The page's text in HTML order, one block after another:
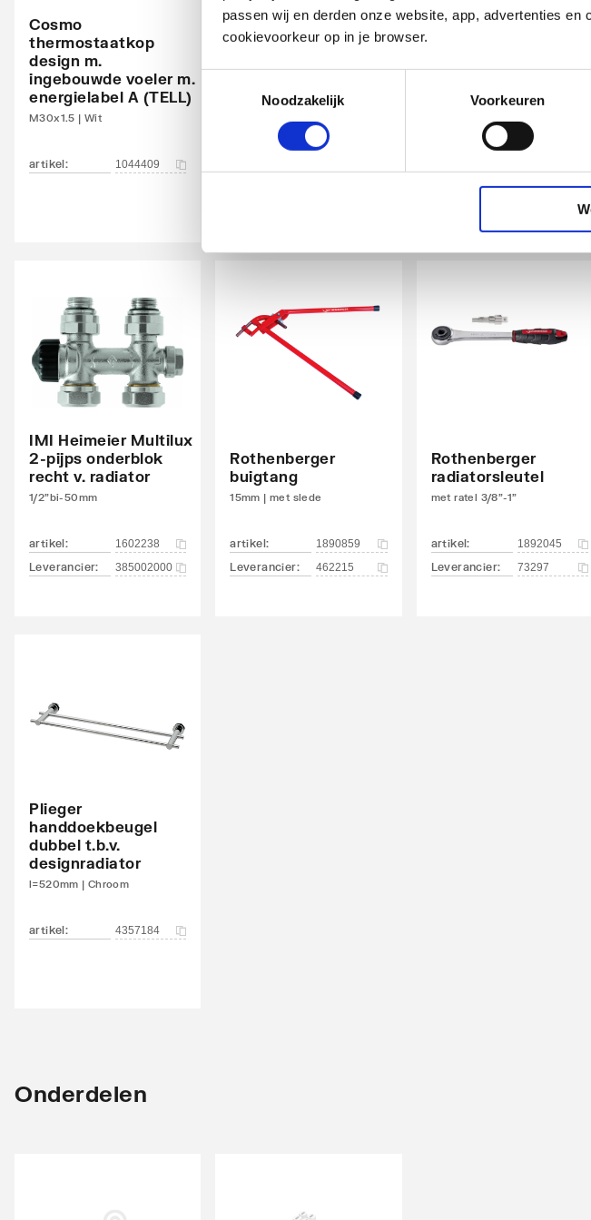
passen wij en derden onze website, app, advertenties
cookievoorkeur op in je browser.
Noodzakelijk
Voorkeuren
Oppervlaktebescherming Gelakt
Met handdoekhouder Nee
Met spiegel
Aantal standaard aansluitingen 4
Aansluitcombi MO
middenonder/middenonder
Draadmaat (inch) 1/2"
Draadaansluiting
Geschikt voor vochtige ruimte
Met ontluchter Nee
Met consoles
Met elektrisch element
Met bevestigingsmateriaal
Geschikt voor toepassing in warm tapwater
circuit
Cosmo
thermostaatkop
design m.
ingebouwde voeler m.
energielabel A (TELL)
M30x1.5 | Wit
artikel: 1044409
Cosmo
thermostaatkop
energielabel A (TELL)
gastec tape
12mmx12mx0.1mm
artikel: 1820044
Leverancier
IMI Heimeier Multilux
2-pijps onderblok
recht v. radiator
1/2"bi-50mm
artikel: 1602238
Leverancier: 385002000
Rothenberger
buigtang
15mm | met slede
artikel: 1890859
Leverancier: 462215
Rothenberger
radiatorsleutel
met ratel 3/8"-1"
artikel: 1892045
Leverancier: 73297
Plieger
handdoekbeugel
dubbel t.b.v.
designradiator
l=520mm | Chroom
artikel: 4357184
Onderdelen